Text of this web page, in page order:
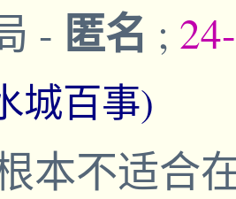
- 匿名 ;
城百事)
本不适合